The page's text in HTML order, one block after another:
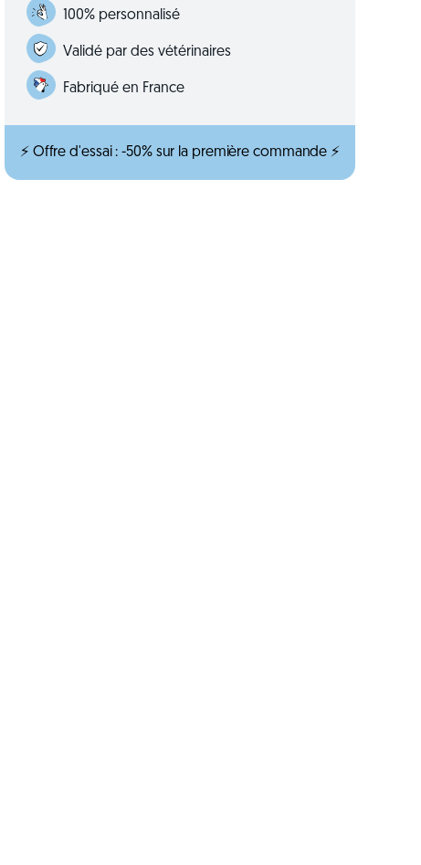
100% personnalisé
Validé par des vétérinaires
Fabriqué en France
⚡ Offre d'essai : -50% sur la première commande ⚡